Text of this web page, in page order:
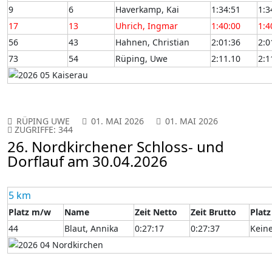
9 6 Haverkamp, Kai 1:34:51
17
13 Uhrich, Ingmar 1:40:00
56
43 Hahnen, Christian 2:01:36
73
54 Rüping, Uwe 2:11.10
RÜPING UWE 01. MAI 2026 01. MAI 2026
ZUGRIFFE: 344
26. Nordkirchener Schloss- und
Dorflauf am 30.04.2026
5 km
Platz m/w Name Zeit Netto Zeit Brutto
44
Blaut, Annika 0:27:17 0:27:37